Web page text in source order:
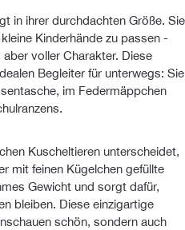
in ihrer durchdachten Größe. Sie
Kinderhände zu passen -
voller Charakter. Diese
Begleiter für unterwegs: Sie
im Federmäppchen
Kuscheltieren unterscheidet,
mit feinen Kügelchen gefüllte
Gewicht und sorgt dafür,
bleiben. Diese einzigartige
schön, sondern auch